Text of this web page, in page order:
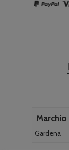
Marchio
Gardena